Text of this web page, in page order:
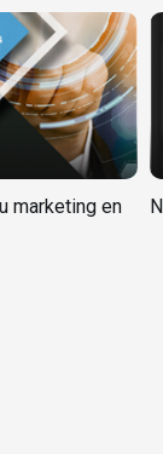
marketing en